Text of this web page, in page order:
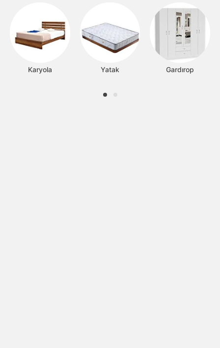
Karyola Yatak Gardırop